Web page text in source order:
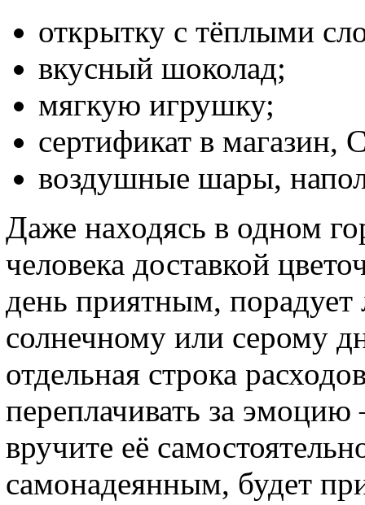
открытку с тёплыми
вкусный шоколад;
мягкую игрушку;
сертификат в
воздушные шары,
Даже находясь в одном
человека доставкой
день приятным, порадует
солнечному или серому
отдельная строка
переплачивать за
вручите её
самонадеянным, будет